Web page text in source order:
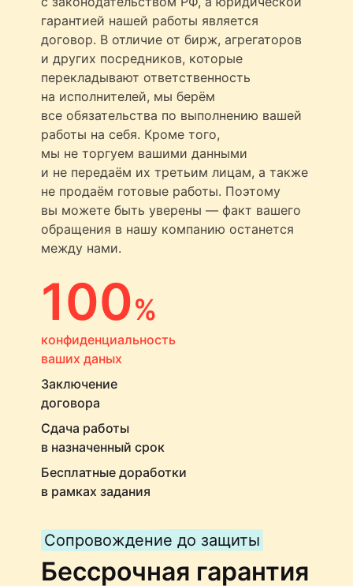
гарантией нашей работы является
договор. В отличие от бирж, агрегаторов
и других посредников, которые
перекладывают ответственность
на исполнителей, мы берём
все обязательства по выполнению вашей
работы на себя. Кроме того,
мы не торгуем вашими данными
и не передаём их третьим лицам, а также
не продаём готовые работы. Поэтому
вы можете быть уверены — факт вашего
обращения в нашу компанию останется
между нами.
100%
конфиденциальность
ваших даных
Заключение
договора
Сдача работы
в назначенный срок
Бесплатные доработки
в рамках задания
Сопровождение до защиты
Бессрочная гарантия